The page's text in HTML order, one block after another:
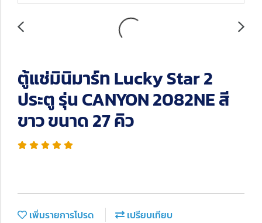
ตู้แช่มินิมาร์ท Lucky Star 2
ประตู รุ่น CANYON 2082NE สี
ขาว ขนาด 27 คิว
เพิ่มรายการโปรด
เปรียบเทียบ